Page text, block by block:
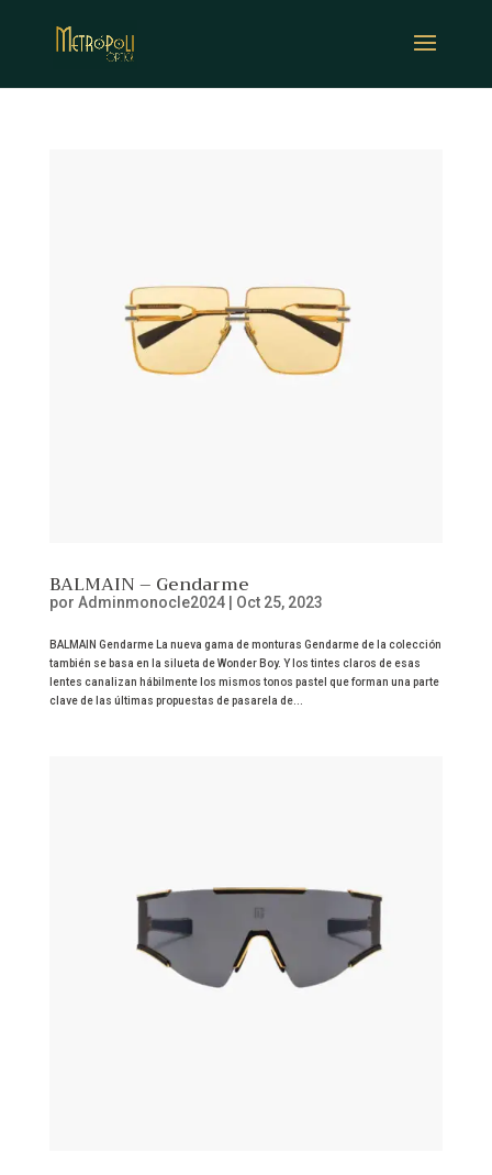
BALMAIN – Gendarme
por Adminmonocle2024| Oct 25, 2023
BALMAIN Gendarme La nueva gama de monturas Gendarme de la colección
también se basa en la silueta de Wonder Boy. Y los tintes claros de esas
lentes canalizan hábilmente los mismos tonos pastel que forman una parte
clave de las últimas propuestas de pasarela de...